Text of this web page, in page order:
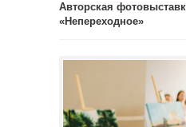
Авторская
«Непереходное»